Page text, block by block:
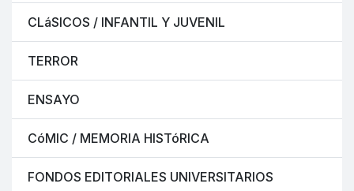
CLáSICOS / INFANTIL Y JUVENIL
TERROR
ENSAYO
CóMIC / MEMORIA HISTóRICA
FONDOS EDITORIALES UNIVERSITARIOS